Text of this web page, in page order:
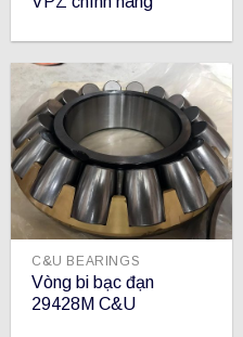
C&U BEARINGS
Vòng bi bạc đạn
29428M C&U